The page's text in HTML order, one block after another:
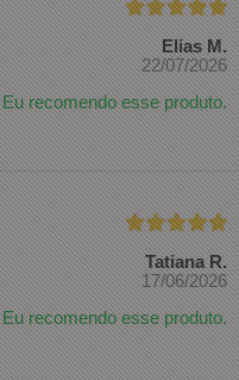
Elias M.
22/07/2026
Eu recomendo esse produto.
Tatiana R.
17/06/2026
Eu recomendo esse produto.